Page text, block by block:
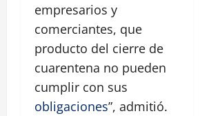
empresarios y
comerciantes, que
producto del cierre de
cuarentena no pueden
cumplir con sus
obligaciones”, admitió.